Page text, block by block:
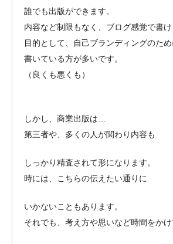
誰でも出版ができます。
内容など制限もなく、ブログ感覚で書け
目的として、自己ブランディングのため
書いている方が多いです。
（良くも悪くも）
しかし、商業出版は…
第三者や、多くの人が関わり内容も
しっかり精査されて形になります。
時には、こちらの伝えたい通りに
いかないこともあります。
それでも、考え方や思いなど時間をかけ